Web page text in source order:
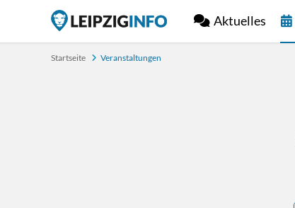
Aktuelles
Startseite Veranstaltungen